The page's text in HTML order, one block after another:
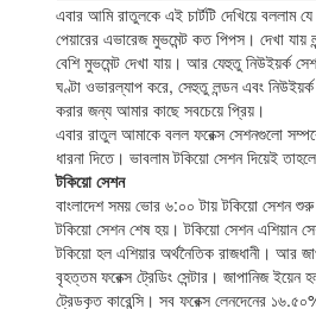
এবার আমি রাতুলকে এই চার্টটি দেখিয়ে বললাম
পেয়ারের এভারেজ মুভমেন্ট কত পিপস। দেখা যায়
বেশি মুভমেন্ট দেখা যায়। আর যেহুতু নিউইয়র্ক
ঘণ্টা ওভারল্যাপ করে, সেহুতু লন্ডন এবং
করার জন্য আমার কাছে সবচেয়ে প্রিয়।
এবার রাতুল আমাকে বলল ফরেক্স সেশনগুলো
ধারনা দিতে। ভাবলাম টকিয়ো সেশন দিয়েই
টকিয়ো সেশন
বাংলাদেশ সময় ভোর ৬:০০ টায় টকিয়ো সেশন
টকিয়ো সেশন শেষ হয়। টকিয়ো সেশন এশিয়ান
টকিয়ো হল এশিয়ার অর্থনৈতিক রাজধানী। আর
বৃহত্তম ফরেক্স ট্রেডিং সেন্টার। জাপানিজ ইয়েন
ট্রেডকৃত কারেন্সি। সব ফরেক্স লেনদেনের